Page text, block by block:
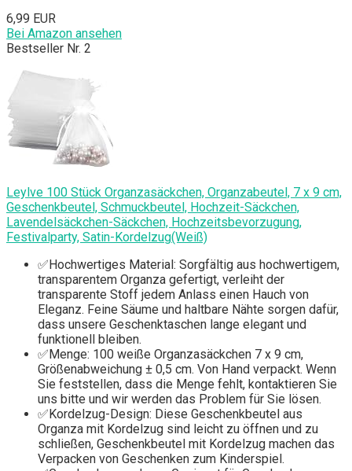
6,99 EUR
Bei Amazon ansehen
Bestseller Nr. 2
Leylve 100 Stück Organzasäckchen, Organzabeutel, 7 x 9 cm,
Geschenkbeutel, Schmuckbeutel, Hochzeit-Säckchen,
Lavendelsäckchen-Säckchen, Hochzeitsbevorzugung,
Festivalparty, Satin-Kordelzug(Weiß)
✅Hochwertiges Material: Sorgfältig aus hochwertigem,
transparentem Organza gefertigt, verleiht der
transparente Stoff jedem Anlass einen Hauch von
Eleganz. Feine Säume und haltbare Nähte sorgen dafür,
dass unsere Geschenktaschen lange elegant und
funktionell bleiben.
✅Menge: 100 weiße Organzasäckchen 7 x 9 cm,
Größenabweichung ± 0,5 cm. Von Hand verpackt. Wenn
Sie feststellen, dass die Menge fehlt, kontaktieren Sie
uns bitte und wir werden das Problem für Sie lösen.
✅Kordelzug-Design: Diese Geschenkbeutel aus
Organza mit Kordelzug sind leicht zu öffnen und zu
schließen, Geschenkbeutel mit Kordelzug machen das
Verpacken von Geschenken zum Kinderspiel.